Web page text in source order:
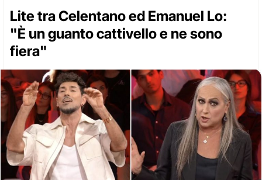
Lite tra Celentano ed Emanuel Lo:
"È un guanto cattivello e ne sono
fiera"